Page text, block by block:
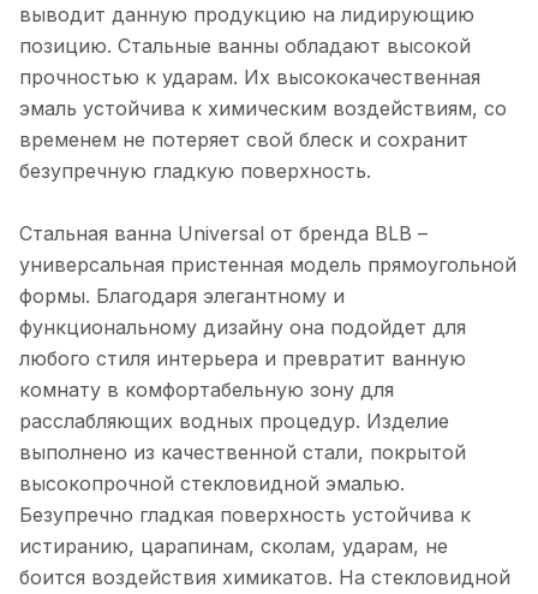
выводит данную продукцию на лидирующию
позицию. Стальные ванны обладают высокой
прочностью к ударам. Их высококачественная
эмаль устойчива к химическим воздействиям, со
временем не потеряет свой блеск и сохранит
безупречную гладкую поверхность.
Стальная ванна Universal от бренда BLB –
универсальная пристенная модель прямоугольной
формы. Благодаря элегантному и
функциональному дизайну она подойдет для
любого стиля интерьера и превратит ванную
комнату в комфортабельную зону для
расслабляющих водных процедур. Изделие
выполнено из качественной стали, покрытой
высокопрочной стекловидной эмалью.
Безупречно гладкая поверхность устойчива к
истиранию, царапинам, сколам, ударам, не
боится воздействия химикатов. На стекловидной